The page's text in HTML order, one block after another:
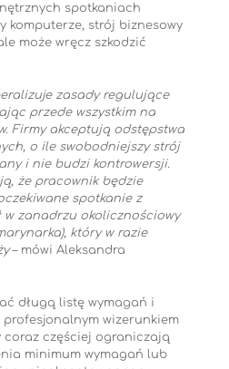
spotkaniach
komputerze, strój biznesowy
może wręcz szkodzić
zasady regulujące
przede wszystkim na
Firmy akceptują odstępstwa
o ile swobodniejszy strój
i nie budzi kontrowersji.
że pracownik będzie
spotkanie z
w zanadrzu okolicznościowy
który w razie
– mówi Aleksandra
długą listę wymagań i
wizerunkiem
coraz częściej ograniczają
minimum wymagań lub